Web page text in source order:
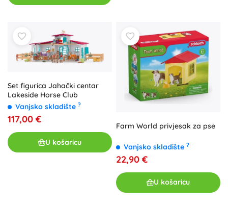
Set figurica Jahački centar
Lakeside Horse Club
Vanjsko skladište ?
117,00 €
U košaricu
Farm World privjesak za pse
Vanjsko skladište ?
22,90 €
U košaricu